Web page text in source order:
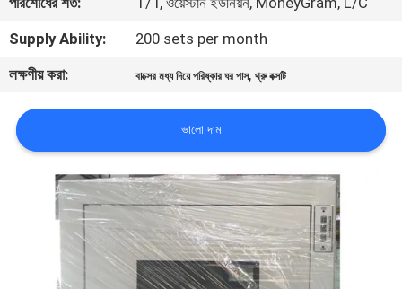
সাথে
যোগাযোগ
মামলা
Supply Ability:
200 sets per month
লক্ষণীয় করা:
বাক্সের মধ্য দিয়ে পরিষ্কার ঘর পাস,থ্রু বক্সটি
ভালো দাম